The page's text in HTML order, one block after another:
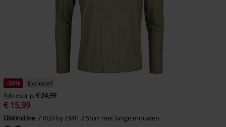
-36%
Exclusief
Adviesprijs € 24,99
€ 15,99
Distinctive RED by EMP Shirt met lange mouwen